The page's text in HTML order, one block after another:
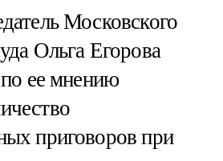
Московского
Ольга Егорова
по ее мнению
приговоров при